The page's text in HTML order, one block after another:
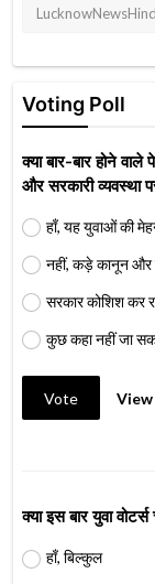
Voting Poll
क्या बार-बार होने
और सरकारी व्यवस्था
हाँ, यह युवाओं की
नहीं, कड़े कानून और
सरकार कोशिश कर
कुछ कहा नहीं जा
Vote
क्या इस बार युवा
हाँ, बिल्कुल